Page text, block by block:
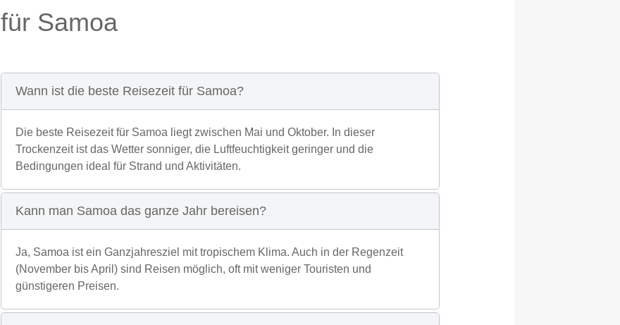
für Samoa
Wann ist die beste Reisezeit für Samoa?
Die beste Reisezeit für Samoa liegt zwischen Mai und Oktober. In dieser
Trockenzeit ist das Wetter sonniger, die Luftfeuchtigkeit geringer und die
Bedingungen ideal für Strand und Aktivitäten.
Kann man Samoa das ganze Jahr bereisen?
Ja, Samoa ist ein Ganzjahresziel mit tropischem Klima. Auch in der Regenzeit
(November bis April) sind Reisen möglich, oft mit weniger Touristen und
günstigeren Preisen.